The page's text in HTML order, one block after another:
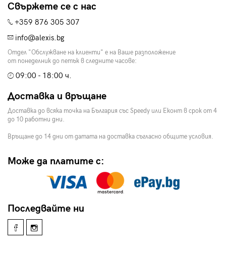
Свържете се с нас
+359 876 305 307
info@alexis.bg
Отдел "Обслужване на клиенти" е на Ваше разположение
от понеделник до петък в следните часове:
09:00 - 18:00 ч.
Доставка и връщане
Доставка до всяка точка на България със Speedy или Еконт в срок от 4
до 10 работни дни.
Връщане до 14 дни от датата на доставка съгласно общите условия.
Може да платите с:
Последвайте ни